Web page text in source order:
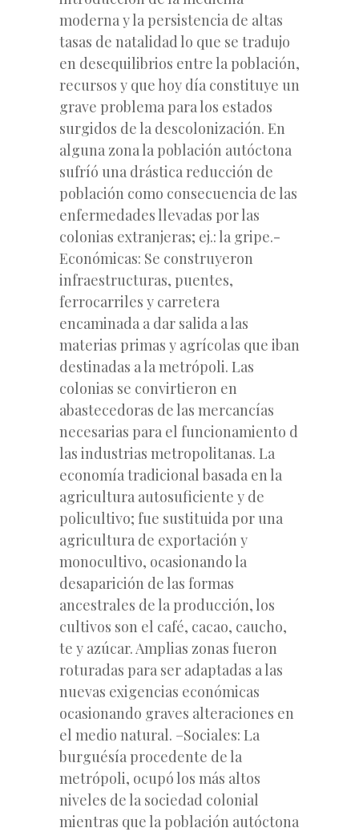
moderna y la persistencia de altas
tasas de natalidad lo que se tradujo
en desequilibrios entre la población,
recursos y que hoy día constituye un
grave problema para los estados
surgidos de la descolonización. En
alguna zona la población autóctona
sufríó una drástica reducción de
población como consecuencia de las
enfermedades llevadas por las
colonias extranjeras; ej.: la gripe.-
Económicas: Se construyeron
infraestructuras, puentes,
ferrocarriles y carretera
encaminada a dar salida a las
materias primas y agrícolas que iban
destinadas a la metrópoli. Las
colonias se convirtieron en
abastecedoras de las mercancías
necesarias para el funcionamiento d
las industrias metropolitanas. La
economía tradicional basada en la
agricultura autosuficiente y de
policultivo; fue sustituida por una
agricultura de exportación y
monocultivo, ocasionando la
desaparición de las formas
ancestrales de la producción, los
cultivos son el café, cacao, caucho,
te y azúcar. Amplias zonas fueron
roturadas para ser adaptadas a las
nuevas exigencias económicas
ocasionando graves alteraciones en
el medio natural. –Sociales: La
burguésía procedente de la
metrópoli, ocupó los más altos
niveles de la sociedad colonial
mientras que la población autóctona